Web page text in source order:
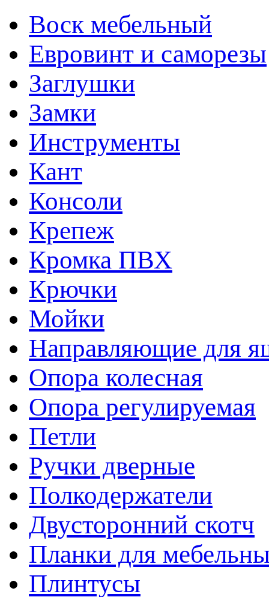
Воск мебельный
Евровинт и саморезы
Заглушки
Замки
Инструменты
Кант
Консоли
Крепеж
Кромка ПВХ
Крючки
Мойки
Направляющие для
Опора колесная
Опора регулируемая
Петли
Ручки дверные
Полкодержатели
Двусторонний скотч
Планки для
Плинтусы